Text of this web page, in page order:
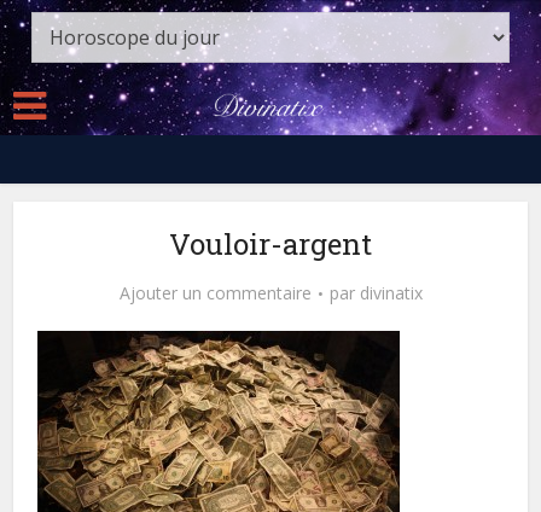
Vouloir-argent
Ajouter un commentaire par divinatix